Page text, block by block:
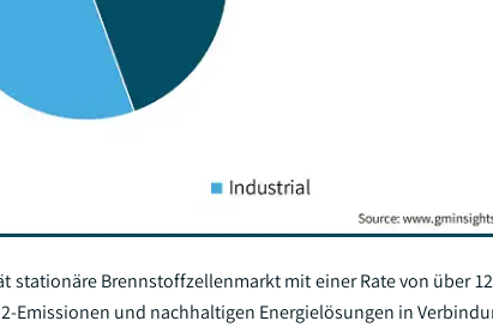
Brennstoffzellenmarkt mit einer Rate von über
Emissionen und nachhaltigen Energielösungen in